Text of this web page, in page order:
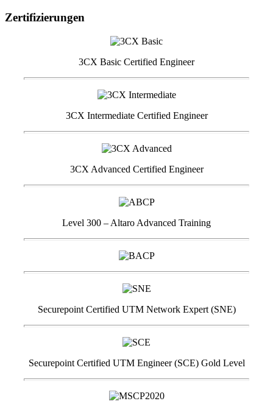
Zertifizierungen
3CX Basic Certified Engineer
3CX Intermediate Certified Engineer
3CX Advanced Certified Engineer
Level 300 – Altaro Advanced Training
Securepoint Certified UTM Network Expert (SNE)
Securepoint Certified UTM Engineer (SCE) Gold Level